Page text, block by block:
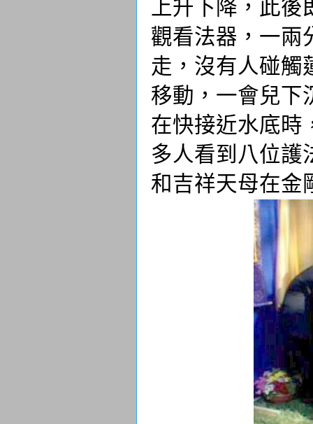
上升下降，此後
觀看法器，一兩
走，沒有人碰觸
移動，一會兒下
在快接近水底時
多人看到八位護
和吉祥天母在金